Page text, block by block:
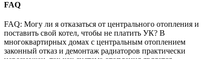
FAQ
FAQ: Могу ли я отказаться от центрального отопления и
поставить свой котел, чтобы не платить УК? В
многоквартирных домах с центральным отоплением
законный отказ и демонтаж радиаторов практически